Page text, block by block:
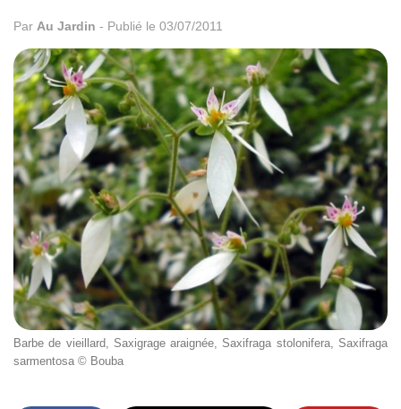
Par Au Jardin - Publié le 03/07/2011
Barbe de vieillard, Saxigrage araignée, Saxifraga stolonifera, Saxifraga
sarmentosa © Bouba